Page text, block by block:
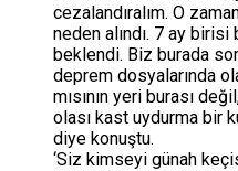
cezalandıralım. O
neden alındı. 7 ay
beklendi. Biz burada
deprem dosyalarında
mısının yeri burası
olası kast uydurma bir
diye konuştu.
‘Siz kimseyi günah